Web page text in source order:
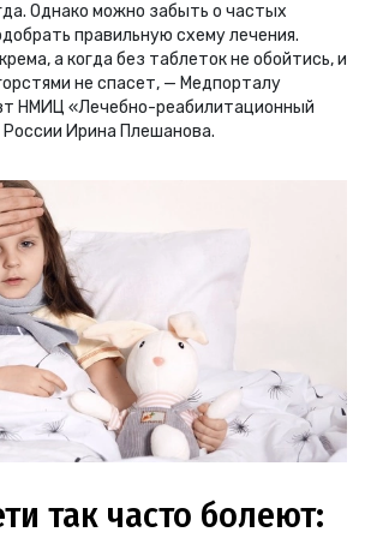
Однако можно забыть о частых
правильную схему лечения.
а когда без таблеток не обойтись, и
не спасет, — Медпорталу
НМИЦ «Лечебно-реабилитационный
Ирина Плешанова.
так часто болеют: